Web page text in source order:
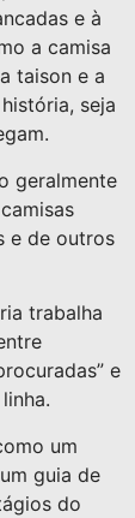
e à
a camisa
taison e a
seja
geralmente
e de outros
trabalha
e
um
guia de
do